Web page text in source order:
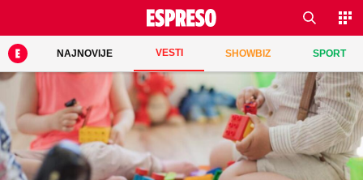
NAJNOVIJE VESTI SHOWBIZ SPORT